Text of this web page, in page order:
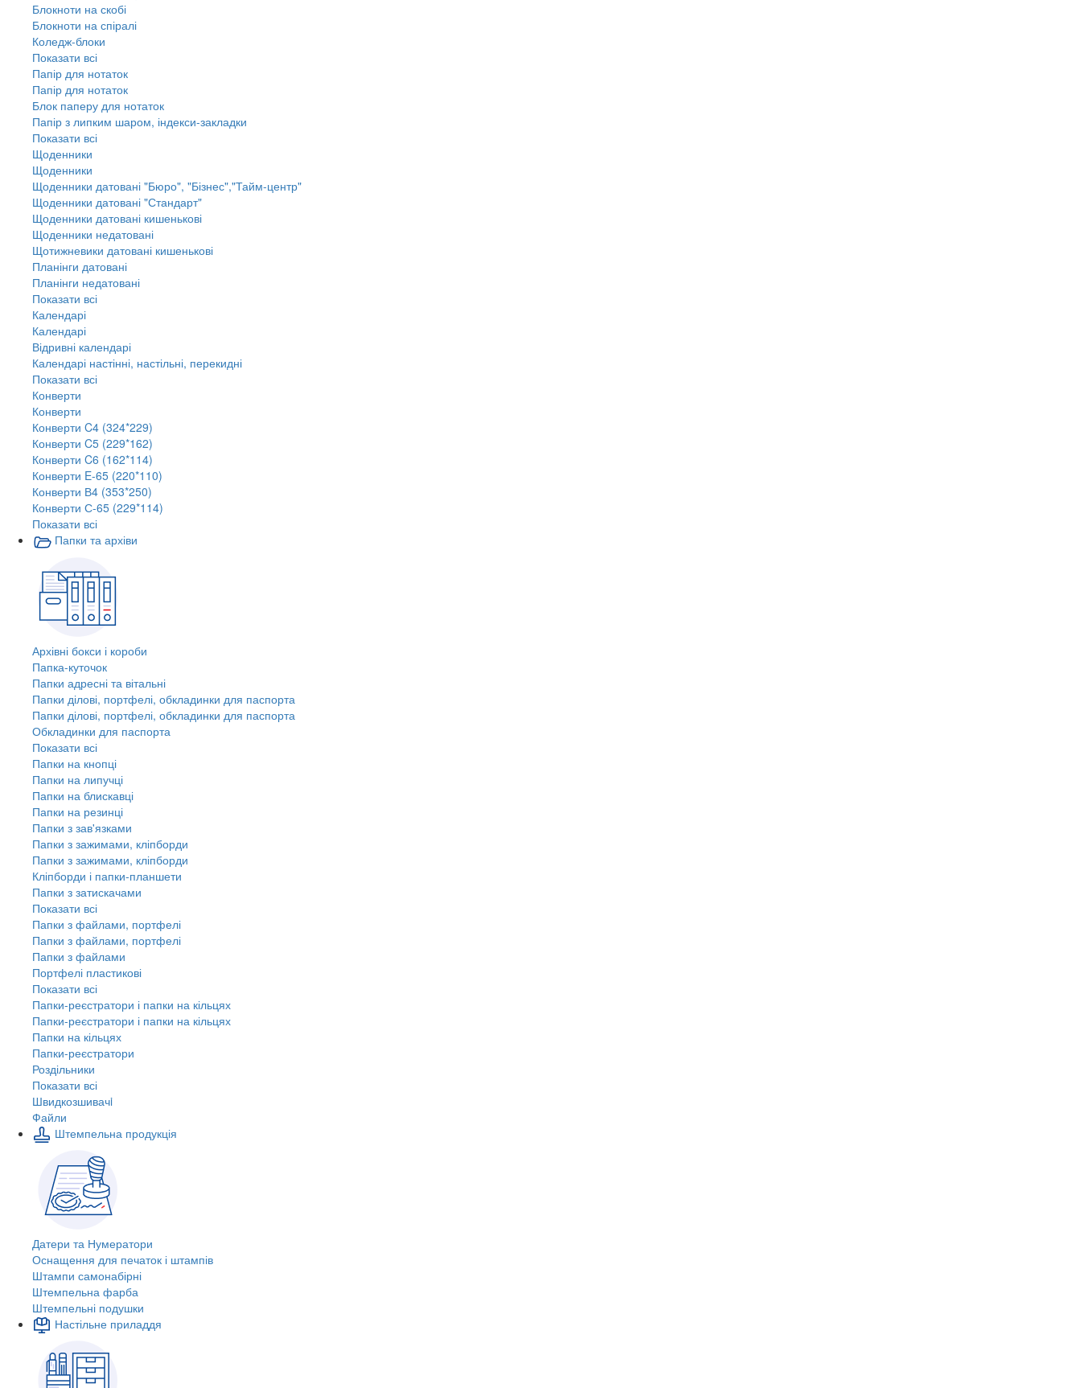
Блокноти на скобі
Блокноти на спіралі
Коледж-блоки
Показати всі
Папір для нотаток
Папір для нотаток
Блок паперу для нотаток
Папір з липким шаром, індекси-закладки
Показати всі
Щоденники
Щоденники
Щоденники датовані "Бюро", "Бізнес","Тайм-центр"
Щоденники датовані "Стандарт"
Щоденники датовані кишенькові
Щоденники недатовані
Щотижневики датовані кишенькові
Планінги датовані
Планінги недатовані
Показати всі
Календарі
Календарі
Відривні календарі
Календарі настінні, настільні, перекидні
Показати всі
Конверти
Конверти
Конверти C4 (324*229)
Конверти C5 (229*162)
Конверти C6 (162*114)
Конверти E-65 (220*110)
Конверти В4 (353*250)
Конверти С-65 (229*114)
Показати всі
Папки та архіви
Архівні бокси і короби
Папка-куточок
Папки адресні та вітальні
Папки ділові, портфелі, обкладинки для паспорта
Папки ділові, портфелі, обкладинки для паспорта
Обкладинки для паспорта
Показати всі
Папки на кнопці
Папки на липучці
Папки на блискавці
Папки на резинці
Папки з зав'язками
Папки з зажимами, кліпборди
Папки з зажимами, кліпборди
Кліпборди і папки-планшети
Папки з затискачами
Показати всі
Папки з файлами, портфелі
Папки з файлами, портфелі
Папки з файлами
Портфелі пластикові
Показати всі
Папки-реєстратори і папки на кільцях
Папки-реєстратори і папки на кільцях
Папки на кільцях
Папки-реєстратори
Роздільники
Показати всі
Швидкозшивачi
Файли
Штемпельна продукція
Датери та Нумератори
Оснащення для печаток і штампів
Штампи самонабірні
Штемпельна фарба
Штемпельні подушки
Настільне приладдя